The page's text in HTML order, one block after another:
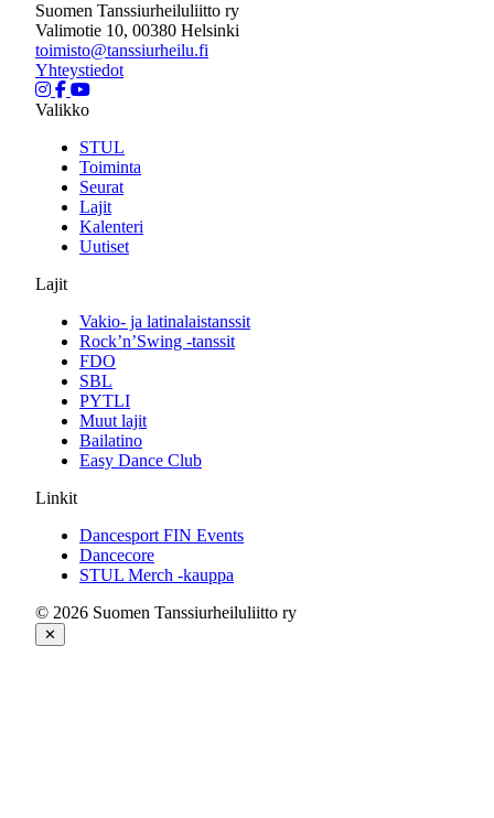
Suomen Tanssiurheiluliitto ry
Valimotie 10, 00380 Helsinki
toimisto@tanssiurheilu.fi
Yhteystiedot
Valikko
STUL
Toiminta
Seurat
Lajit
Kalenteri
Uutiset
Lajit
Vakio- ja latinalaistanssit
Rock’n’Swing -tanssit
FDO
SBL
PYTLI
Muut lajit
Bailatino
Easy Dance Club
Linkit
Dancesport FIN Events
Dancecore
STUL Merch -kauppa
© 2026 Suomen Tanssiurheiluliitto ry
✕